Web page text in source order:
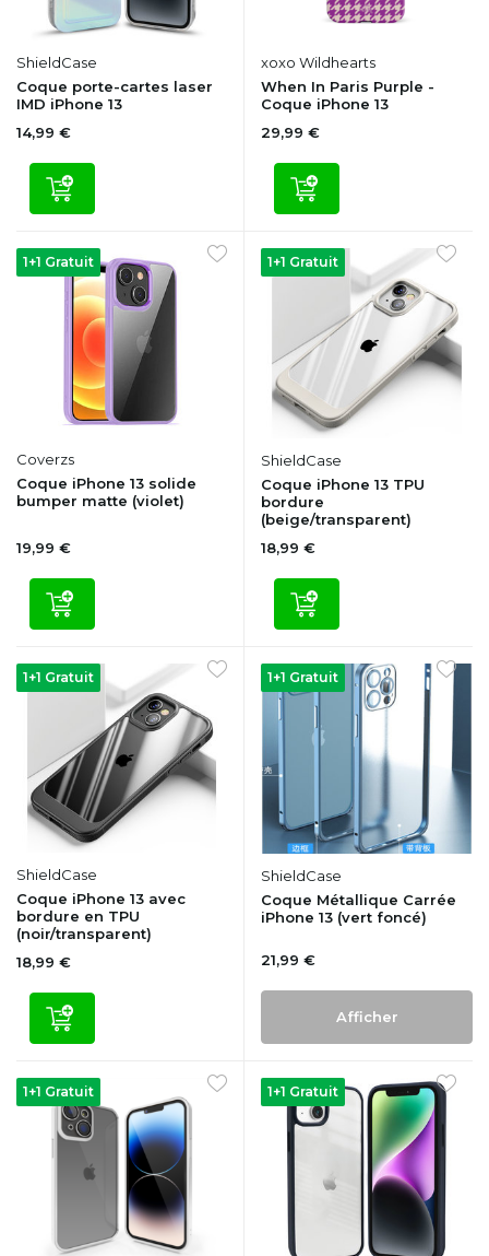
ShieldCase
Coque porte-cartes laser
IMD iPhone 13
14,99 €
xoxo Wildhearts
When In Paris Purple -
Coque iPhone 13
29,99 €
1+1 Gratuit
Coverzs
Coque iPhone 13 solide
bumper matte (violet)
19,99 €
1+1 Gratuit
ShieldCase
Coque iPhone 13 TPU
bordure
(beige/transparent)
18,99 €
1+1 Gratuit
ShieldCase
Coque iPhone 13 avec
bordure en TPU
(noir/transparent)
18,99 €
1+1 Gratuit
ShieldCase
Coque Métallique Carrée
iPhone 13 (vert foncé)
21,99 €
Afficher
1+1 Gratuit 1+1 Gratuit